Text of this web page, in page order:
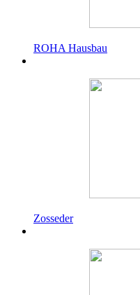
ROHA Hausbau
Zosseder